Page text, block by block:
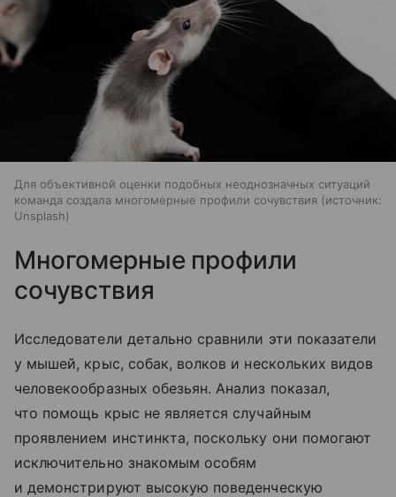
Для объективной оценки подобных неоднозначных ситуаций
команда создала многомерные профили сочувствия
источник:
Unsplash
Многомерные профили
сочувствия
Исследователи детально сравнили эти показатели
у мышей, крыс, собак, волков и нескольких видов
человекообразных обезьян. Анализ показал,
что помощь крыс не является случайным
проявлением инстинкта, поскольку они помогают
исключительно знакомым особям
и демонстрируют высокую поведенческую